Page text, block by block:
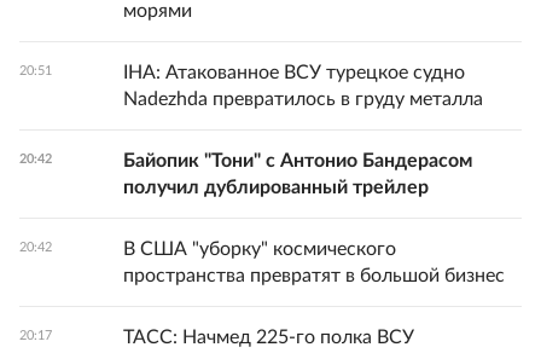
морями
20:51
IHA: Атакованное ВСУ турецкое судно
Nadezhda превратилось в груду металла
20:42
Байопик "Тони" с Антонио Бандерасом
получил дублированный трейлер
20:42
В США "уборку" космического
пространства превратят в большой бизнес
20:17
ТАСС: Начмед 225-го полка ВСУ